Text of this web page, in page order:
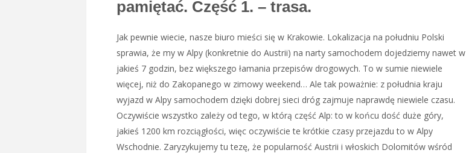
pamiętać. Część 1. – trasa.
Jak pewnie wiecie, nasze biuro mieści się w Krakowie. Lokalizacja na południu Polski
sprawia, że my w Alpy (konkretnie do Austrii) na narty samochodem dojedziemy nawet w
jakieś 7 godzin, bez większego łamania przepisów drogowych. To w sumie niewiele
więcej, niż do Zakopanego w zimowy weekend… Ale tak poważnie: z południa kraju
wyjazd w Alpy samochodem dzięki dobrej sieci dróg zajmuje naprawdę niewiele czasu.
Oczywiście wszystko zależy od tego, w którą część Alp: to w końcu dość duże góry,
jakieś 1200 km rozciągłości, więc oczywiście te krótkie czasy przejazdu to w Alpy
Wschodnie. Zaryzykujemy tu tezę, że popularność Austrii i włoskich Dolomitów wśród